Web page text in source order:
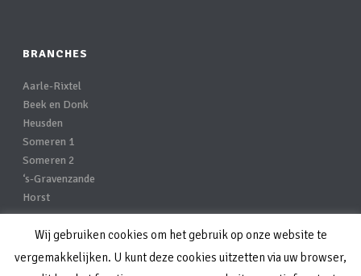
BRANCHES
Aarle-Rixtel
Beek en Donk
Heusden
Someren 1
Someren 2
‘s-Gravenzande
Horst
Disclaimer
Wij gebruiken cookies om het gebruik op onze website te
vergemakkelijken. U kunt deze cookies uitzetten via uw browser,